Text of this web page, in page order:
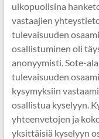
ulkopuolisina
vastaajien
tulevaisuuden
osallistuminen oli
anonyymisti. Sote-
tulevaisuuden
kysymyksiin
osallistua kyselyyn.
yhteenvetojen ja
yksittäisiä kyselyyn